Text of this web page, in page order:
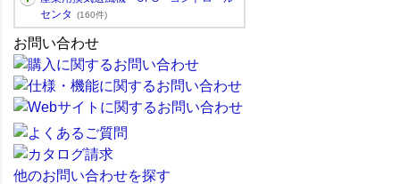
センタ
(160件)
お問い合わせ
他のお問い合わせを探す